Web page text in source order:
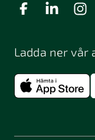
Ladda ner vår